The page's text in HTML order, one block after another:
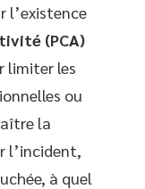
l’existence
(PCA)
limiter les
ou
la
l’incident,
à quel